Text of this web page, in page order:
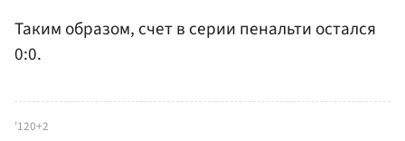
Таким образом, счет в серии пенальти остался
0:0.
'120+2